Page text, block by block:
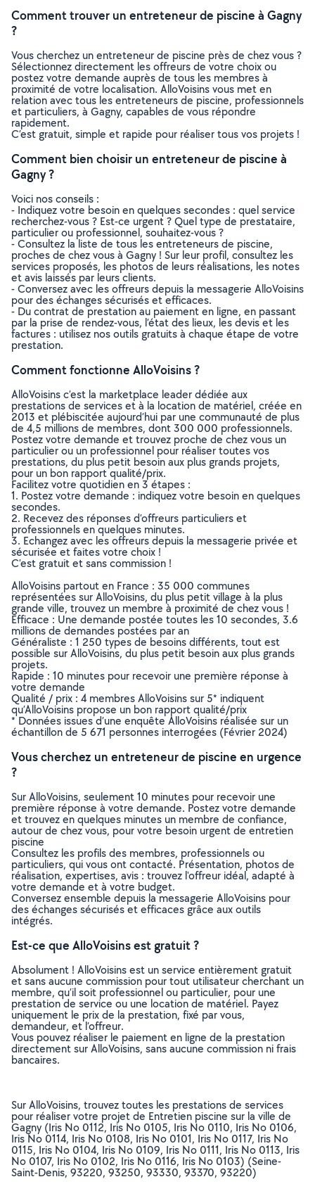
Comment trouver un entreteneur de piscine à Gagny
?
Vous cherchez un entreteneur de piscine près de chez vous ?
Sélectionnez directement les offreurs de votre choix ou
postez votre demande auprès de tous les membres à
proximité de votre localisation. AlloVoisins vous met en
relation avec tous les entreteneurs de piscine, professionnels
et particuliers, à Gagny, capables de vous répondre
rapidement.
C’est gratuit, simple et rapide pour réaliser tous vos projets !
Comment bien choisir un entreteneur de piscine à
Gagny ?
Voici nos conseils :
- Indiquez votre besoin en quelques secondes : quel service
recherchez-vous ? Est-ce urgent ? Quel type de prestataire,
particulier ou professionnel, souhaitez-vous ?
- Consultez la liste de tous les entreteneurs de piscine,
proches de chez vous à Gagny ! Sur leur profil, consultez les
services proposés, les photos de leurs réalisations, les notes
et avis laissés par leurs clients.
- Conversez avec les offreurs depuis la messagerie AlloVoisins
pour des échanges sécurisés et efficaces.
- Du contrat de prestation au paiement en ligne, en passant
par la prise de rendez-vous, l’état des lieux, les devis et les
factures : utilisez nos outils gratuits à chaque étape de votre
prestation.
Comment fonctionne AlloVoisins ?
AlloVoisins c’est la marketplace leader dédiée aux
prestations de services et à la location de matériel, créée en
2013 et plébiscitée aujourd’hui par une communauté de plus
de 4,5 millions de membres, dont 300 000 professionnels.
Postez votre demande et trouvez proche de chez vous un
particulier ou un professionnel pour réaliser toutes vos
prestations, du plus petit besoin aux plus grands projets,
pour un bon rapport qualité/prix.
Facilitez votre quotidien en 3 étapes :
1. Postez votre demande : indiquez votre besoin en quelques
secondes.
2. Recevez des réponses d’offreurs particuliers et
professionnels en quelques minutes.
3. Echangez avec les offreurs depuis la messagerie privée et
sécurisée et faites votre choix !
C’est gratuit et sans commission !
AlloVoisins partout en France : 35 000 communes
représentées sur AlloVoisins, du plus petit village à la plus
grande ville, trouvez un membre à proximité de chez vous !
Efficace : Une demande postée toutes les 10 secondes, 3.6
millions de demandes postées par an
Généraliste : 1 250 types de besoins différents, tout est
possible sur AlloVoisins, du plus petit besoin aux plus grands
projets.
Rapide : 10 minutes pour recevoir une première réponse à
votre demande
Qualité / prix : 4 membres AlloVoisins sur 5* indiquent
qu’AlloVoisins propose un bon rapport qualité/prix
* Données issues d’une enquête AlloVoisins réalisée sur un
échantillon de 5 671 personnes interrogées (Février 2024)
Vous cherchez un entreteneur de piscine en urgence
?
Sur AlloVoisins, seulement 10 minutes pour recevoir une
première réponse à votre demande. Postez votre demande
et trouvez en quelques minutes un membre de confiance,
autour de chez vous, pour votre besoin urgent de entretien
piscine
Consultez les profils des membres, professionnels ou
particuliers, qui vous ont contacté. Présentation, photos de
réalisation, expertises, avis : trouvez l'offreur idéal, adapté à
votre demande et à votre budget.
Conversez ensemble depuis la messagerie AlloVoisins pour
des échanges sécurisés et efficaces grâce aux outils
intégrés.
Est-ce que AlloVoisins est gratuit ?
Absolument ! AlloVoisins est un service entièrement gratuit
et sans aucune commission pour tout utilisateur cherchant un
membre, qu’il soit professionnel ou particulier, pour une
prestation de service ou une location de matériel. Payez
uniquement le prix de la prestation, fixé par vous,
demandeur, et l’offreur.
Vous pouvez réaliser le paiement en ligne de la prestation
directement sur AlloVoisins, sans aucune commission ni frais
bancaires.
Sur AlloVoisins, trouvez toutes les prestations de services
pour réaliser votre projet de Entretien piscine sur la ville de
Gagny (Iris No 0112, Iris No 0105, Iris No 0110, Iris No 0106,
Iris No 0114, Iris No 0108, Iris No 0101, Iris No 0117, Iris No
0115, Iris No 0104, Iris No 0109, Iris No 0111, Iris No 0113, Iris
No 0107, Iris No 0102, Iris No 0116, Iris No 0103) (Seine-
Saint-Denis, 93220, 93250, 93330, 93370, 93220)